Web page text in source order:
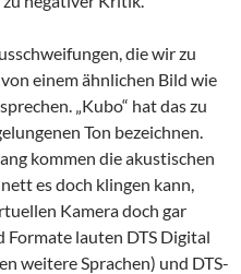
die wir zu
einem ähnlichen Bild wie
„Kubo“ hat das zu
Ton bezeichnen.
kommen die akustischen
es doch klingen kann,
Kamera doch gar
Formate lauten DTS Digital
weitere Sprachen) und DTS-